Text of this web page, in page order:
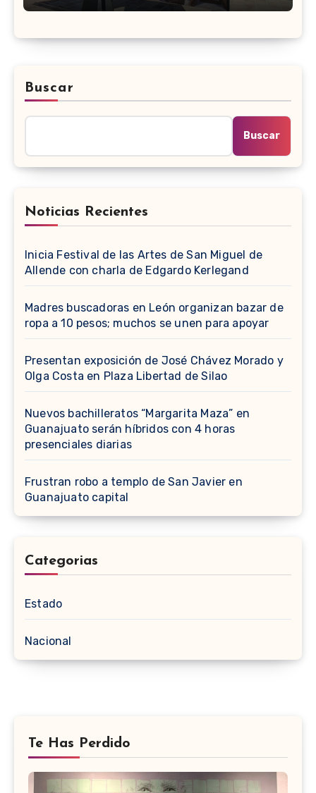
Buscar
Buscar
Noticias Recientes
Inicia Festival de las Artes de San Miguel de
Allende con charla de Edgardo Kerlegand
Madres buscadoras en León organizan bazar de
ropa a 10 pesos; muchos se unen para apoyar
Presentan exposición de José Chávez Morado y
Olga Costa en Plaza Libertad de Silao
Nuevos bachilleratos “Margarita Maza” en
Guanajuato serán híbridos con 4 horas
presenciales diarias
Frustran robo a templo de San Javier en
Guanajuato capital
Categorias
Estado
Nacional
Te Has Perdido